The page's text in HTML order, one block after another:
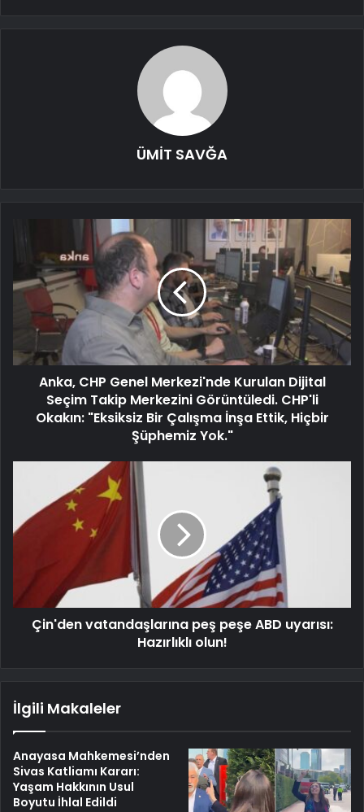
ÜMİT SAVĞA
Anka, CHP Genel Merkezi'nde Kurulan Dijital
Seçim Takip Merkezini Görüntüledi. CHP'li
Okakın: "Eksiksiz Bir Çalışma İnşa Ettik, Hiçbir
Şüphemiz Yok."
Çin'den vatandaşlarına peş peşe ABD uyarısı:
Hazırlıklı olun!
İlgili Makaleler
Anayasa Mahkemesi’nden
Sivas Katliamı Kararı:
Yaşam Hakkının Usul
Boyutu İhlal Edildi